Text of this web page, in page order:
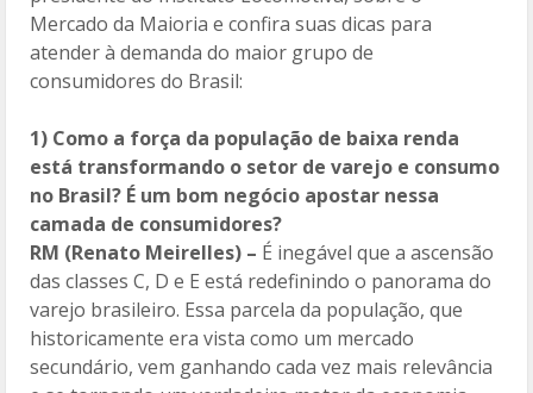
Mercado da Maioria e confira suas dicas para
atender à demanda do maior grupo de
consumidores do Brasil:
1) Como a força da população de baixa renda
está transformando o setor de varejo e consumo
no Brasil? É um bom negócio apostar nessa
camada de consumidores?
RM (Renato Meirelles) – É inegável que a ascensão
das classes C, D e E está redefinindo o panorama do
varejo brasileiro. Essa parcela da população, que
historicamente era vista como um mercado
secundário, vem ganhando cada vez mais relevância